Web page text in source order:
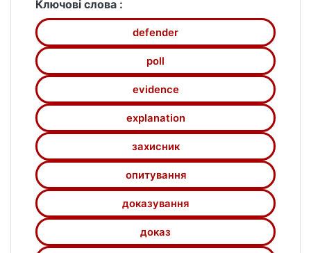
кримінального провадження та інших осіб
у досудовому розслідуванні.
Ключові слова :
defender
poll
evidence
explanation
захисник
опитування
доказування
доказ